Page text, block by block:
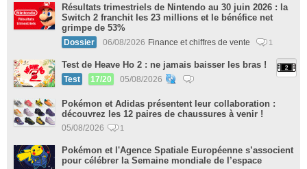
Résultats trimestriels de Nintendo au 30 juin 2026 : la
Switch 2 franchit les 23 millions et le bénéfice net
grimpe de 53%
Dossier 06/08/2026 Finance et chiffres de vente 1
Test de Heave Ho 2 : ne jamais baisser les bras !
Test 17/20 05/08/2026
Pokémon et Adidas présentent leur collaboration :
découvrez les 12 paires de chaussures à venir !
05/08/2026 1
Pokémon et l'Agence Spatiale Européenne s’associent
pour célébrer la Semaine mondiale de l’espace